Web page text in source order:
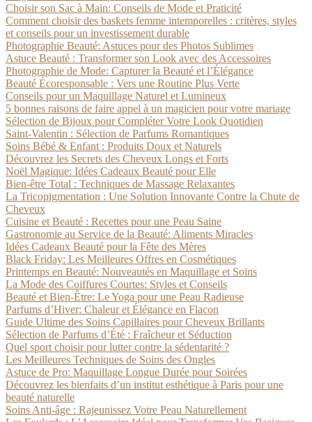
Choisir son Sac à Main: Conseils de Mode et Praticité
Comment choisir des baskets femme intemporelles : critères, styles
et conseils pour un investissement durable
Photographie Beauté: Astuces pour des Photos Sublimes
Astuce Beauté : Transformer son Look avec des Accessoires
Photographie de Mode: Capturer la Beauté et l’Élégance
Beauté Écoresponsable : Vers une Routine Plus Verte
Conseils pour un Maquillage Naturel et Lumineux
5 bonnes raisons de faire appel à un magicien pour votre mariage
Sélection de Bijoux pour Compléter Votre Look Quotidien
Saint-Valentin : Sélection de Parfums Romantiques
Soins Bébé & Enfant : Produits Doux et Naturels
Découvrez les Secrets des Cheveux Longs et Forts
Noël Magique: Idées Cadeaux Beauté pour Elle
Bien-être Total : Techniques de Massage Relaxantes
La Tricopigmentation : Une Solution Innovante Contre la Chute de
Cheveux
Cuisine et Beauté : Recettes pour une Peau Saine
Gastronomie au Service de la Beauté: Aliments Miracles
Idées Cadeaux Beauté pour la Fête des Mères
Black Friday: Les Meilleures Offres en Cosmétiques
Printemps en Beauté: Nouveautés en Maquillage et Soins
La Mode des Coiffures Courtes: Styles et Conseils
Beauté et Bien-Être: Le Yoga pour une Peau Radieuse
Parfums d’Hiver: Chaleur et Élégance en Flacon
Guide Ultime des Soins Capillaires pour Cheveux Brillants
Sélection de Parfums d’Été : Fraîcheur et Séduction
Quel sport choisir pour lutter contre la sédentarité ?
Les Meilleures Techniques de Soins des Ongles
Astuce de Pro: Maquillage Longue Durée pour Soirées
Découvrez les bienfaits d’un institut esthétique à Paris pour une
beauté naturelle
Soins Anti-âge : Rajeunissez Votre Peau Naturellement